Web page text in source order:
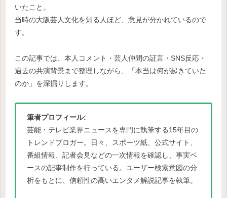
いたこと。
当時の大阪芸人文化を知る人ほど、意見が分かれているので
す。
この記事では、本人コメント・芸人仲間の証言・SNS反応・
過去の共演背景まで整理しながら、「本当は何が起きていた
のか」を深掘りします。
筆者プロフィール:
芸能・テレビ業界ニュースを専門に執筆する15年目の
トレンドブロガー。日々、スポーツ紙、公式サイト、
番組情報、記者会見などの一次情報を確認し、事実ベ
ースの記事制作を行っている。ユーザー検索意図の分
析をもとに、信頼性の高いエンタメ解説記事を執筆。